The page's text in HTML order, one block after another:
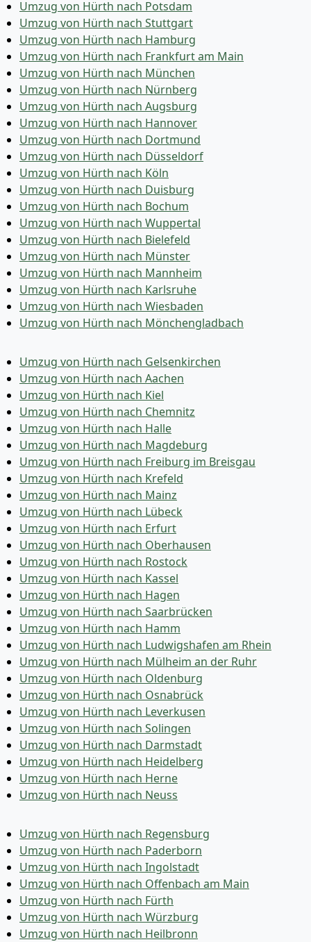
Umzug von Hürth nach Potsdam
Umzug von Hürth nach Stuttgart
Umzug von Hürth nach Hamburg
Umzug von Hürth nach Frankfurt am Main
Umzug von Hürth nach München
Umzug von Hürth nach Nürnberg
Umzug von Hürth nach Augsburg
Umzug von Hürth nach Hannover
Umzug von Hürth nach Dortmund
Umzug von Hürth nach Düsseldorf
Umzug von Hürth nach Köln
Umzug von Hürth nach Duisburg
Umzug von Hürth nach Bochum
Umzug von Hürth nach Wuppertal
Umzug von Hürth nach Bielefeld
Umzug von Hürth nach Münster
Umzug von Hürth nach Mannheim
Umzug von Hürth nach Karlsruhe
Umzug von Hürth nach Wiesbaden
Umzug von Hürth nach Mönchen­gladbach
Umzug von Hürth nach Gelsenkirchen
Umzug von Hürth nach Aachen
Umzug von Hürth nach Kiel
Umzug von Hürth nach Chemnitz
Umzug von Hürth nach Halle
Umzug von Hürth nach Magdeburg
Umzug von Hürth nach Freiburg im Breisgau
Umzug von Hürth nach Krefeld
Umzug von Hürth nach Mainz
Umzug von Hürth nach Lübeck
Umzug von Hürth nach Erfurt
Umzug von Hürth nach Oberhausen
Umzug von Hürth nach Rostock
Umzug von Hürth nach Kassel
Umzug von Hürth nach Hagen
Umzug von Hürth nach Saarbrücken
Umzug von Hürth nach Hamm
Umzug von Hürth nach Ludwigshafen am Rhein
Umzug von Hürth nach Mülheim an der Ruhr
Umzug von Hürth nach Oldenburg
Umzug von Hürth nach Osnabrück
Umzug von Hürth nach Leverkusen
Umzug von Hürth nach Solingen
Umzug von Hürth nach Darmstadt
Umzug von Hürth nach Heidelberg
Umzug von Hürth nach Herne
Umzug von Hürth nach Neuss
Umzug von Hürth nach Regensburg
Umzug von Hürth nach Paderborn
Umzug von Hürth nach Ingolstadt
Umzug von Hürth nach Offenbach am Main
Umzug von Hürth nach Fürth
Umzug von Hürth nach Würzburg
Umzug von Hürth nach Heilbronn